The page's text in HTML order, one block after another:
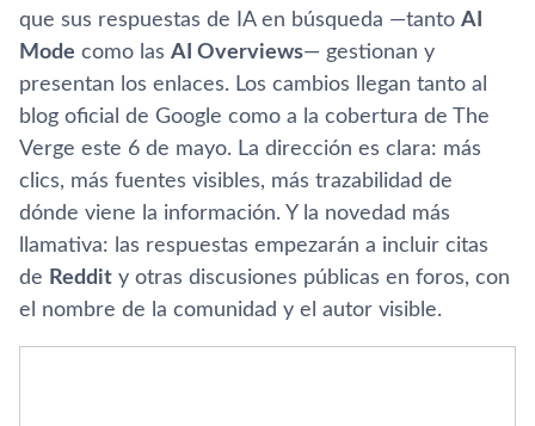
que sus respuestas de IA en búsqueda —tanto AI
Mode como las AI Overviews— gestionan y
presentan los enlaces. Los cambios llegan tanto al
blog oficial de Google como a la cobertura de The
Verge este 6 de mayo. La dirección es clara: más
clics, más fuentes visibles, más trazabilidad de
dónde viene la información. Y la novedad más
llamativa: las respuestas empezarán a incluir citas
de Reddit y otras discusiones públicas en foros, con
el nombre de la comunidad y el autor visible.